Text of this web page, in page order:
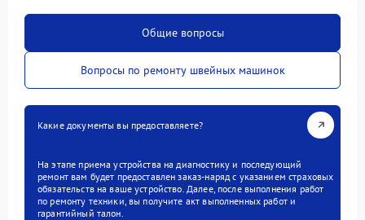
Общие вопросы
Вопросы по ремонту швейных машинок
Какие документы вы предоставляете?
На этапе приема устройства на диагностику и последующий
ремонт вам будет предоставлен заказ-наряд с указанием страховых
обязательств на ваше устройство. Далее, после выполнения работ
по ремонту техники, вы получите акт выполненных работ и
гарантийный талон.